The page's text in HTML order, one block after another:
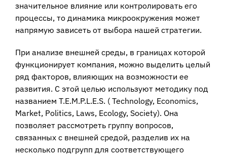
значительное влияние или контролировать его
процессы, то динамика микроокружения может
напрямую зависеть от выбора нашей стратегии.
При анализе внешней среды, в границах которой
функционирует компания, можно выделить целый
ряд факторов, влияющих на возможности ее
развития. С этой целью используют методику под
названием T.E.M.P.L.E.S. ( Technology, Economics,
Market, Politics, Laws, Ecology, Society). Она
позволяет рассмотреть группу вопросов,
связанных с внешней средой, разделив их на
несколько подгрупп для соответствующего